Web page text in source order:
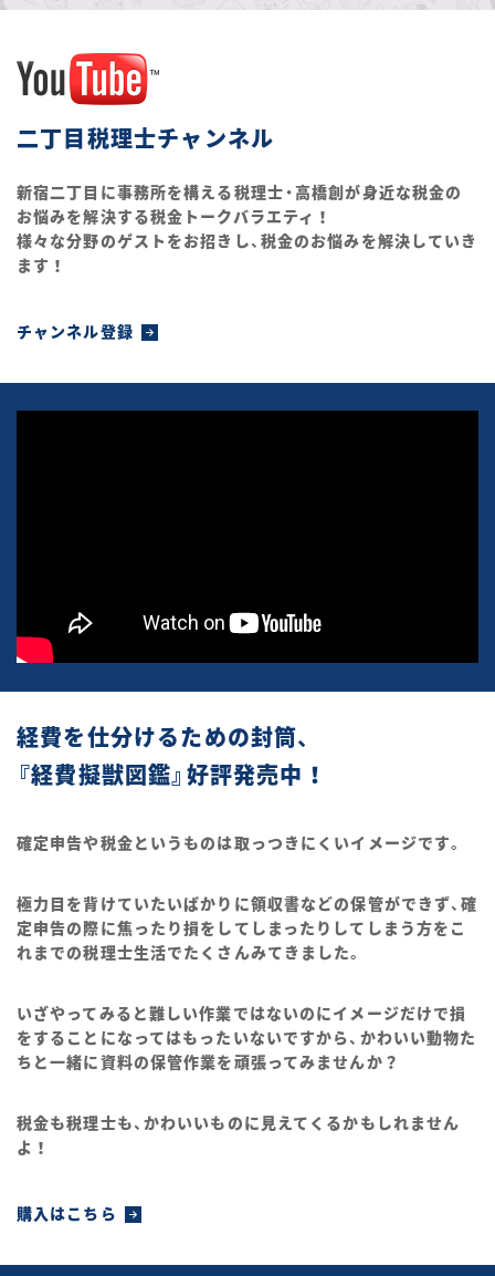
二丁目税理士チャンネル
新宿二丁目に事務所を構える税理士・高橋創が身近な税金の
お悩みを解決する税金トークバラエティ！
様々な分野のゲストをお招きし、税金のお悩みを解決していき
ます！
チャンネル登録
経費を仕分けるための封筒、
『経費擬獣図鑑』好評発売中！
確定申告や税金というものは取っつきにくいイメージです。
極力目を背けていたいばかりに領収書などの保管ができず、確
定申告の際に焦ったり損をしてしまったりしてしまう方をこ
れまでの税理士生活でたくさんみてきました。
いざやってみると難しい作業ではないのにイメージだけで損
をすることになってはもったいないですから、かわいい動物た
ちと一緒に資料の保管作業を頑張ってみませんか？
税金も税理士も、かわいいものに見えてくるかもしれません
よ！
購入はこちら